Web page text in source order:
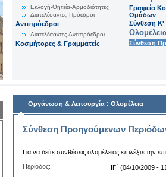
Εκλογή-Θητεία-Αρμοδιότητες
Διατελέσαντες Πρόεδροι
Αντιπρόεδροι
Διατελέσαντες Αντιπρόεδροι
Κοσμήτορες & Γραμματείς
Γραφεία
Ομάδων
Σύνθεση K'
Σύνθεση
Οργάνωση & Λειτουργία : Ολομέλεια
Σύνθεση Προηγούμενων
Για να δείτε συνθέσεις ολομέλειας επιλέξτε την
Περίοδος: